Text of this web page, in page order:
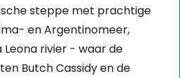
steppe met prachtige
en Argentinomeer,
rivier - waar de
Butch Cassidy en de